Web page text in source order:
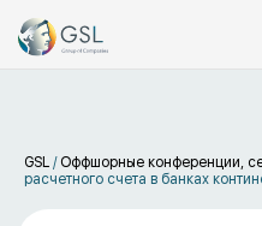
GSL / Оффшорные конференции,
расчетного счета в банках